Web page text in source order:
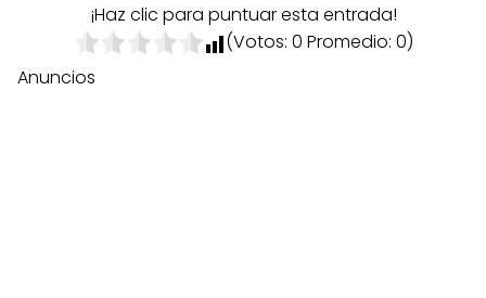
¡Haz clic para puntuar esta entrada!
(Votos: 0 Promedio: 0)
Anuncios